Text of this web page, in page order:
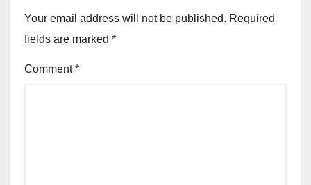
Your email address will not be published. Required
fields are marked *
Comment*